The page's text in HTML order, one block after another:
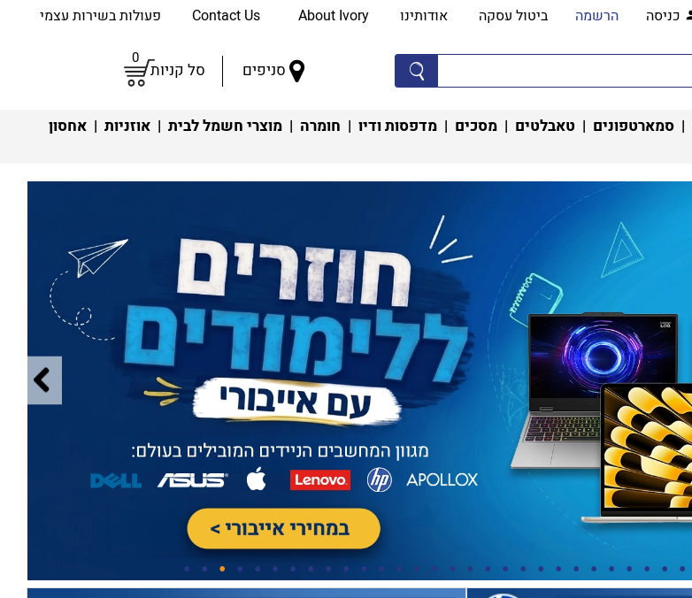
כניסה הרשמה ביטול עסקה אודותינו About Ivory פעולות בשירות עצמי
סניפים סל קניות
0
| סמארטפונים | טאבלטים | מסכים | מדפסות ודיו | חומרה | מוצרי חשמל לבית | אוזניות | אחסון